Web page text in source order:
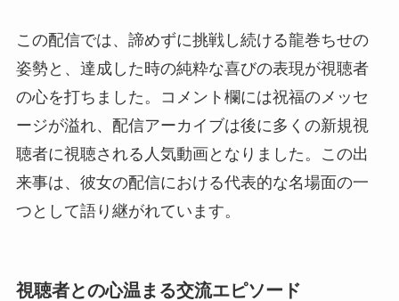
この配信では、諦めずに挑戦し続ける龍巻ちせの
姿勢と、達成した時の純粋な喜びの表現が視聴者
の心を打ちました。コメント欄には祝福のメッセ
ージが溢れ、配信アーカイブは後に多くの新規視
聴者に視聴される人気動画となりました。この出
来事は、彼女の配信における代表的な名場面の一
つとして語り継がれています。
視聴者との心温まる交流エピソード